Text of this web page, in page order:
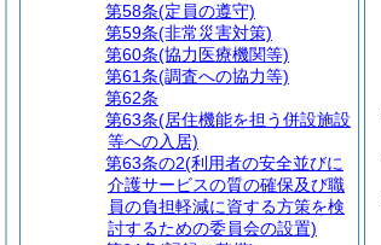
第58条(定員の遵守)
第59条(非常災害対策)
第60条(協力医療機関等)
第61条(調査への協力等)
第62条
第63条(居住機能を担う併設施設
等への入居)
第63条の2(利用者の安全並びに
介護サービスの質の確保及び職
員の負担軽減に資する方策を検
討するための委員会の設置)